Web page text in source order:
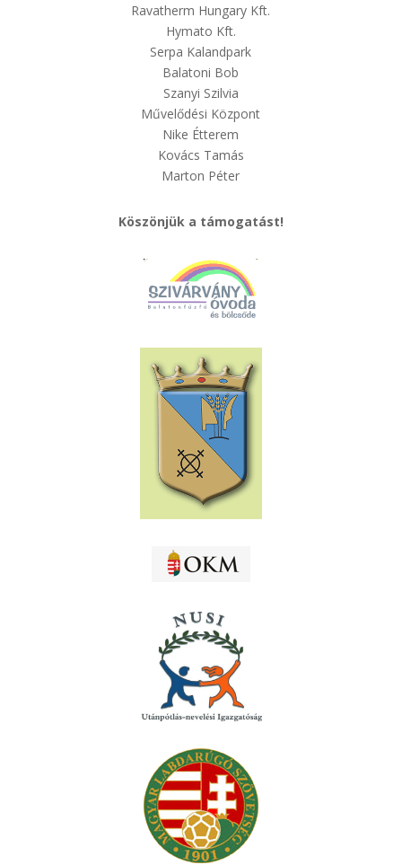
Ravatherm Hungary Kft.
Hymato Kft.
Serpa Kalandpark
Balatoni Bob
Szanyi Szilvia
Művelődési Központ
Nike Étterem
Kovács Tamás
Marton Péter
Köszönjük a támogatást!